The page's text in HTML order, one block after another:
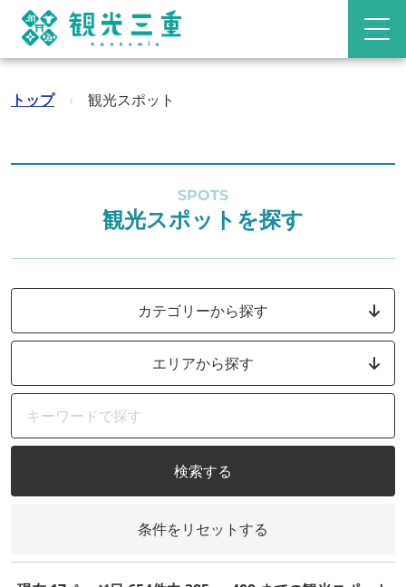
トップ › 観光スポット
SPOTS
観光スポットを探す
カテゴリーから探す
エリアから探す
検索する
条件をリセットする